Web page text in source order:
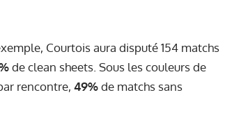
Courtois aura disputé 154 matchs
de clean sheets. Sous les couleurs de
rencontre, 49%de matchs sans